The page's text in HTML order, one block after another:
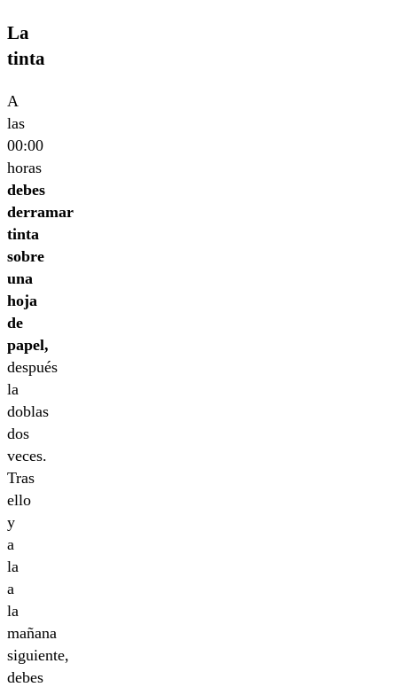
La
tinta
A
las
00:00
horas
debes
derramar
tinta
sobre
una
hoja
de
papel,
después
la
doblas
dos
veces.
Tras
ello
y
a
la
a
la
mañana
siguiente,
debes